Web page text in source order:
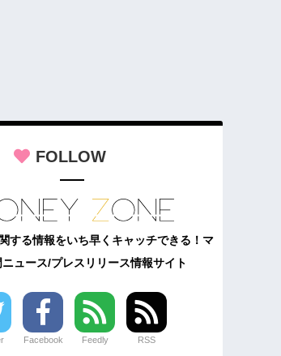
FOLLOW
する情報をいち早くキャッチできる！マ
ュース/プレスリリース情報サイト
Facebook Feedly RSS